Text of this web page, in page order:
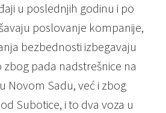
u poslednjih godinu i po
poslovanje kompanije,
bezbednosti izbegavaju
pada nadstrešnice na
Novom Sadu, već i zbog
Subotice, i to dva voza u